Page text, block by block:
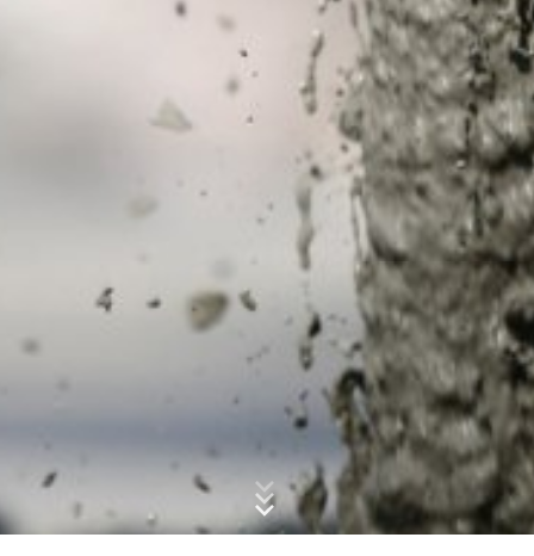
Industria del Concreto
Total file size:MB /MB
This site is protected by reCAPTCH and the Google
Privacy Policy
andTerms of Service apply.